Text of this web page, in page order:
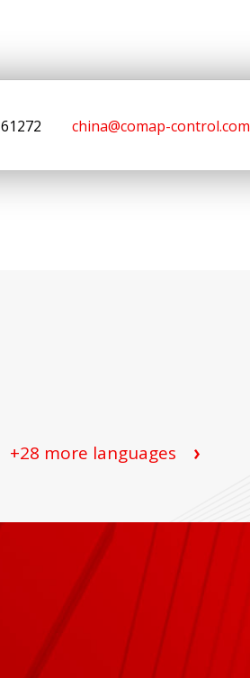
china@comap-control.com
+28 more languages